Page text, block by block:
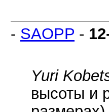
- SAOPP -
Yuri
высоты и